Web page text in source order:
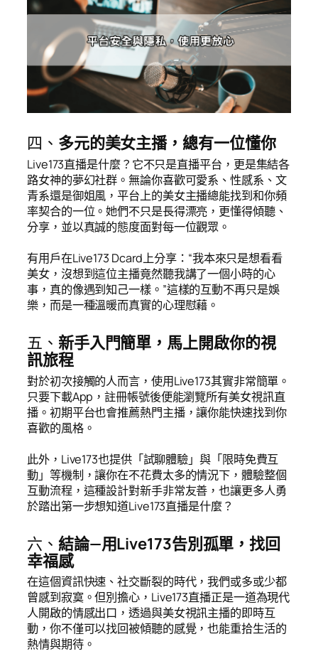
四、 多元的美女主播，總有一位懂你
Live173直播是什麼？它不只是直播平台，更是集結各
路女神的夢幻社群。無論你喜歡可愛系、性感系、文
青系還是御姐風，平台上的美女主播總能找到和你頻
率契合的一位。她們不只是長得漂亮，更懂得傾聽、
分享，並以真誠的態度面對每一位觀眾。
有用戶在Live173 Dcard上分享：“我本來只是想看看
美女，沒想到這位主播竟然聽我講了一個小時的心
事，真的像遇到知己一樣。”這樣的互動不再只是娛
樂，而是一種溫暖而真實的心理慰藉。
五、 新手入門簡單，馬上開啟你的視
訊旅程
對於初次接觸的人而言，使用Live173其實非常簡單。
只要下載App，註冊帳號後便能瀏覽所有美女視訊直
播。初期平台也會推薦熱門主播，讓你能快速找到你
喜歡的風格。
此外，Live173也提供「試聊體驗」與「限時免費互
動」等機制，讓你在不花費太多的情況下，體驗整個
互動流程，這種設計對新手非常友善，也讓更多人勇
於踏出第一步想知道Live173直播是什麼？
六、 結論—用Live173告別孤單，找回
幸福感
在這個資訊快速、社交斷裂的時代，我們或多或少都
曾感到寂寞。但別擔心，Live173直播正是一道為現代
人開啟的情感出口，透過與美女視訊主播的即時互
動，你不僅可以找回被傾聽的感覺，也能重拾生活的
熱情與期待。